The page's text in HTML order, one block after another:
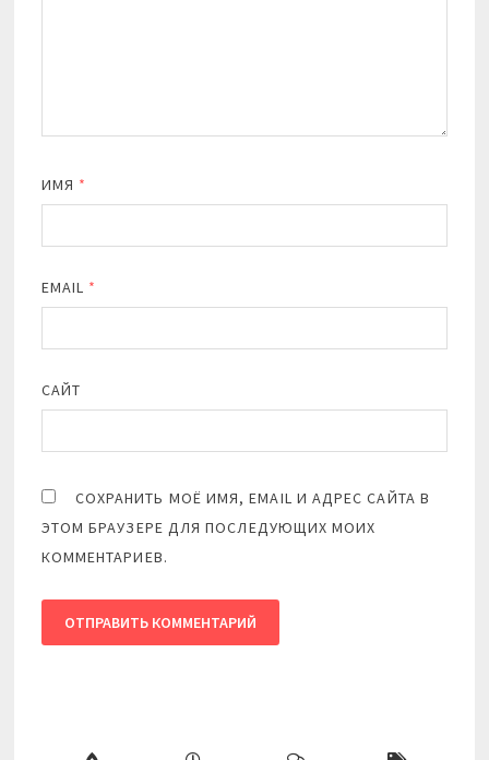
ИМЯ *
EMAIL *
САЙТ
СОХРАНИТЬ МОЁ ИМЯ, EMAIL И АДРЕС САЙТА В
ЭТОМ БРАУЗЕРЕ ДЛЯ ПОСЛЕДУЮЩИХ МОИХ
КОММЕНТАРИЕВ.